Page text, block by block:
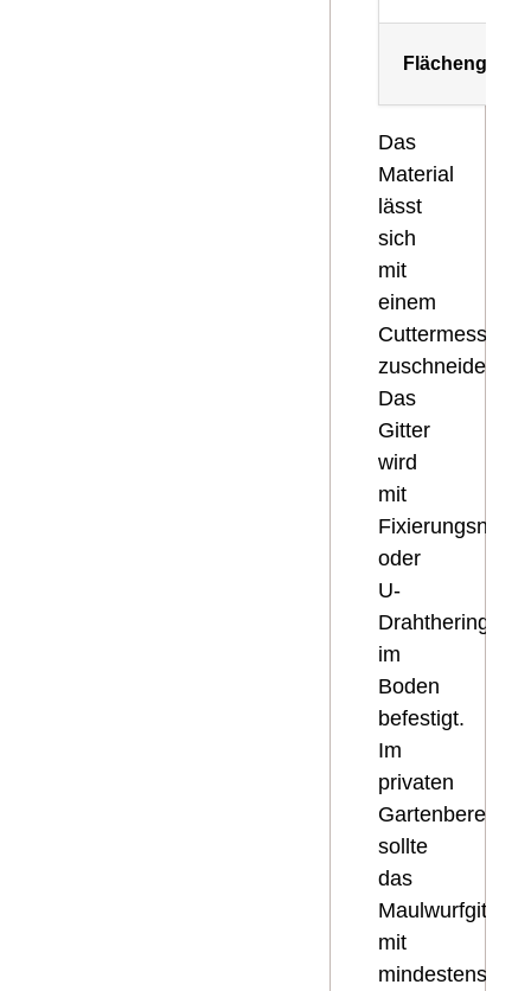
Das
Material
lässt
sich
mit
einem
Cuttermesser
zuschneiden.
Das
Gitter
wird
mit
oder
U-
Drahtheringen
im
Boden
befestigt.
Im
privaten
Gartenbereich
sollte
das
Maulwurfgitter
mit
mindestens